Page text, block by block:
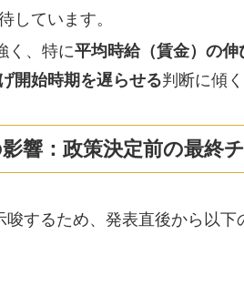
しています。
く、特に平均時給（賃金）の伸
開始時期を遅らせる判断に傾
響：政策決定前の最終
するため、発表直後から以